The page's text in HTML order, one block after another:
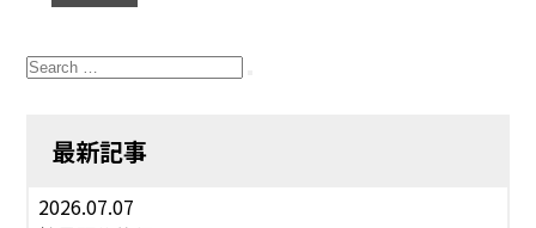
Search
for:
最新記事
2026.07.07